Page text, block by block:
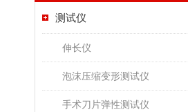
测试仪
伸长仪
泡沫压缩变形测试仪
手术刀片弹性测试仪